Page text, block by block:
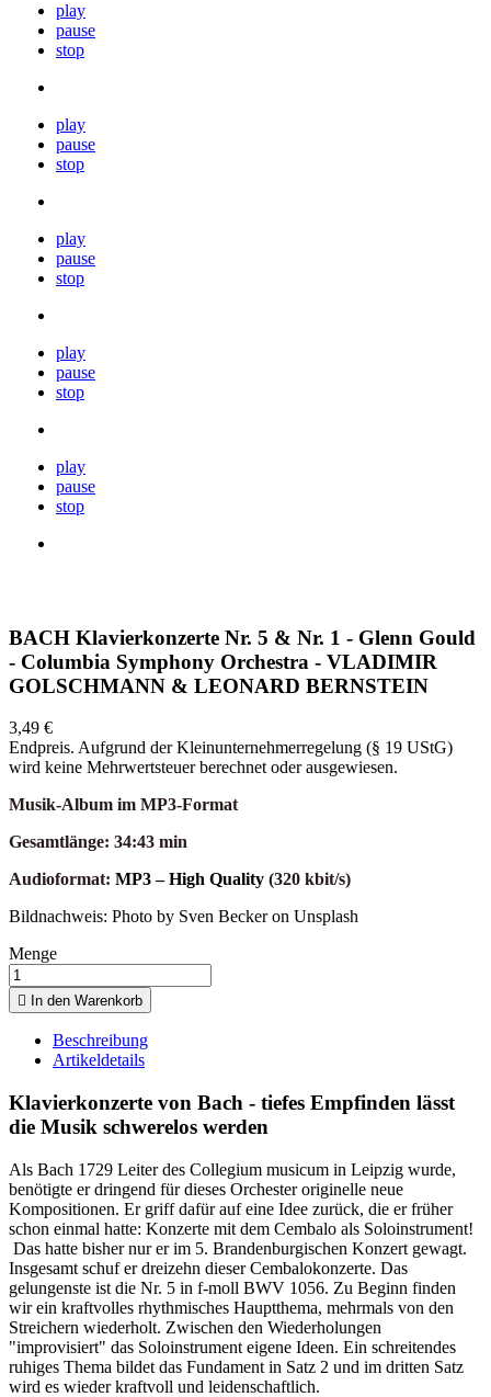
play
pause
stop
play
pause
stop
play
pause
stop
play
pause
stop
play
pause
stop
BACH Klavierkonzerte Nr. 5 & Nr. 1 - Glenn Gould
- Columbia Symphony Orchestra - VLADIMIR
GOLSCHMANN & LEONARD BERNSTEIN
3,49 €
Endpreis. Aufgrund der Kleinunternehmerregelung (§ 19 UStG)
wird keine Mehrwertsteuer berechnet oder ausgewiesen.
Musik-Album im MP3-Format
Gesamtlänge: 34:43 min
Audioformat: MP3 – High Quality (320 kbit/s)
Bildnachweis: Photo by Sven Becker on Unsplash
Menge
 In den Warenkorb
Beschreibung
Artikeldetails
Klavierkonzerte von Bach - tiefes Empfinden lässt
die Musik schwerelos werden
Als Bach 1729 Leiter des Collegium musicum in Leipzig wurde,
benötigte er dringend für dieses Orchester originelle neue
Kompositionen. Er griff dafür auf eine Idee zurück, die er früher
schon einmal hatte: Konzerte mit dem Cembalo als Soloinstrument!
Das hatte bisher nur er im 5. Brandenburgischen Konzert gewagt.
Insgesamt schuf er dreizehn dieser Cembalokonzerte. Das
gelungenste ist die Nr. 5 in f-moll BWV 1056. Zu Beginn finden
wir ein kraftvolles rhythmisches Hauptthema, mehrmals von den
Streichern wiederholt. Zwischen den Wiederholungen
"improvisiert" das Soloinstrument eigene Ideen. Ein schreitendes
ruhiges Thema bildet das Fundament in Satz 2 und im dritten Satz
wird es wieder kraftvoll und leidenschaftlich.